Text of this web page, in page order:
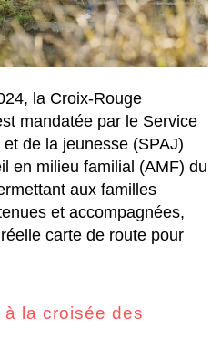
la Croix-Rouge
mandatée par le Service
de la jeunesse (SPAJ)
en milieu familial (AMF) du
aux familles
et accompagnées,
carte de route pour
la croisée des